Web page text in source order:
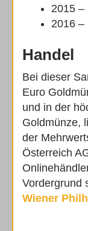
2015 –
2016 –
Handel
Bei dieser
Euro
und in der
Goldmünze,
der
Österreich
Vordergrund
Wiener